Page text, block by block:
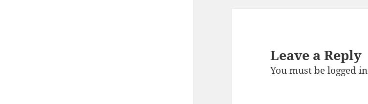
Leave a Reply
You must belogged in